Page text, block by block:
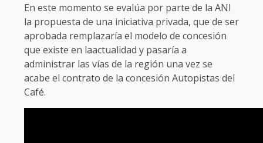
En este momento se evalúa por parte de la ANI
la propuesta de una iniciativa privada, que de ser
aprobada remplazaría el modelo de concesión
que existe en laactualidad y pasaría a
administrar las vías de la región una vez se
acabe el contrato de la concesión Autopistas del
Café.